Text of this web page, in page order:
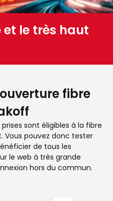
et le très haut
fibre
sont éligibles à la fibre
Vous pouvez donc tester
de tous les
le web à très grande
hors du commun.